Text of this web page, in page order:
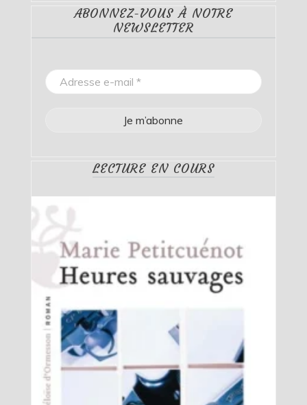
ABONNEZ-VOUS À NOTRE
NEWSLETTER
LECTURE EN COURS